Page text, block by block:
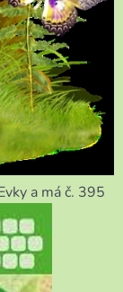
a má č. 395